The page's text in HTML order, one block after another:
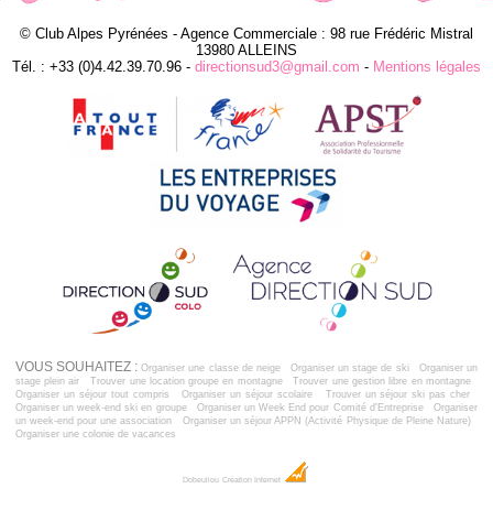
© Club Alpes Pyrénées - Agence Commerciale : 98 rue Frédéric Mistral
13980 ALLEINS
Tél. : +33 (0)4.42.39.70.96 - directionsud3@gmail.com - Mentions légales
VOUS SOUHAITEZ :Organiser une classe de neige Organiser un stage de ski
Organiser un
stage plein air
Trouver une location groupe en montagne
Trouver une gestion libre en montagne
Organiser un séjour tout compris
Organiser un séjour scolaire
Trouver un séjour ski pas cher
Organiser un week-end ski en groupe
Organiser un Week End pour Comité d'Entreprise
Organiser
un week-end pour une association
Organiser un séjour APPN (Activité Physique de Pleine Nature)
Organiser une colonie de vacances
Dobeuliou Création Internet